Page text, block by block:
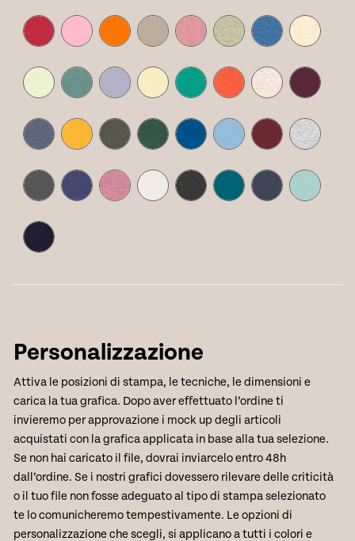
Personalizzazione
Attiva le posizioni di stampa, le tecniche, le dimensioni e
carica la tua grafica. Dopo aver effettuato l’ordine ti
invieremo per approvazione i mock up degli articoli
acquistati con la grafica applicata in base alla tua selezione.
Se non hai caricato il file, dovrai inviarcelo entro 48h
dall’ordine. Se i nostri grafici dovessero rilevare delle criticità
o il tuo file non fosse adeguato al tipo di stampa selezionato
te lo comunicheremo tempestivamente. Le opzioni di
personalizzazione che scegli, si applicano a tutti i colori e